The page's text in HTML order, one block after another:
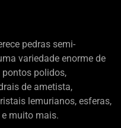
pedras semi-
variedade enorme de
pontos polidos,
de ametista,
lemurianos, esferas,
muito mais.